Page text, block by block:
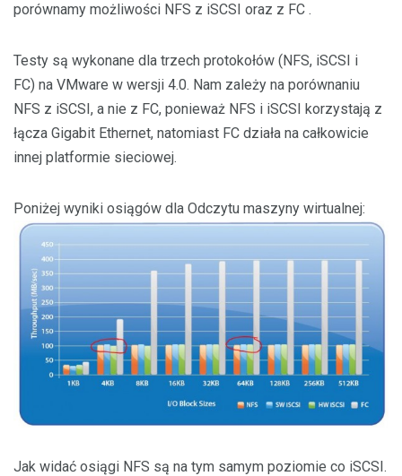
porównamy możliwości NFS z iSCSI oraz z FC .
Testy są wykonane dla trzech protokołów (NFS, iSCSI i
FC) na VMware w wersji 4.0. Nam zależy na porównaniu
NFS z iSCSI, a nie z FC, ponieważ NFS i iSCSI korzystają z
łącza Gigabit Ethernet, natomiast FC działa na całkowicie
innej platformie sieciowej.
Poniżej wyniki osiągów dla Odczytu maszyny wirtualnej:
Jak widać osiągi NFS są na tym samym poziomie co iSCSI.